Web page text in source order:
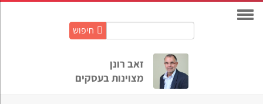
חיפוש
זאב רונן
מצוינות בעסקים